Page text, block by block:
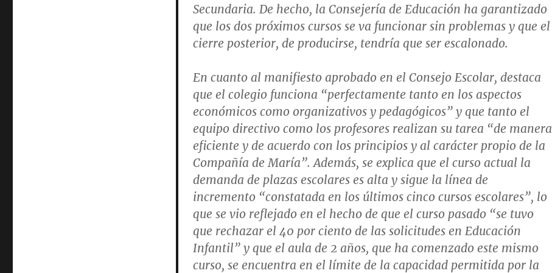
Secundaria. De hecho, la Consejería de Educación ha garantizado
que los dos próximos cursos se va funcionar sin problemas y que el
cierre posterior, de producirse, tendría que ser escalonado.
En cuanto al manifiesto aprobado en el Consejo Escolar, destaca
que el colegio funciona “perfectamente tanto en los aspectos
económicos como organizativos y pedagógicos” y que tanto el
equipo directivo como los profesores realizan su tarea “de manera
eficiente y de acuerdo con los principios y al carácter propio de la
Compañía de María”. Además, se explica que el curso actual la
demanda de plazas escolares es alta y sigue la línea de
incremento “constatada en los últimos cinco cursos escolares”, lo
que se vio reflejado en el hecho de que el curso pasado “se tuvo
que rechazar el 40 por ciento de las solicitudes en Educación
Infantil” y que el aula de 2 años, que ha comenzado este mismo
curso, se encuentra en el límite de la capacidad permitida por la